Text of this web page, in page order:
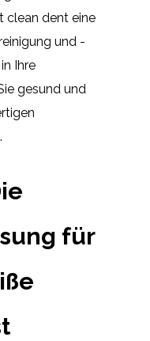
clean dent eine
und -
Ihre
gesund und
für